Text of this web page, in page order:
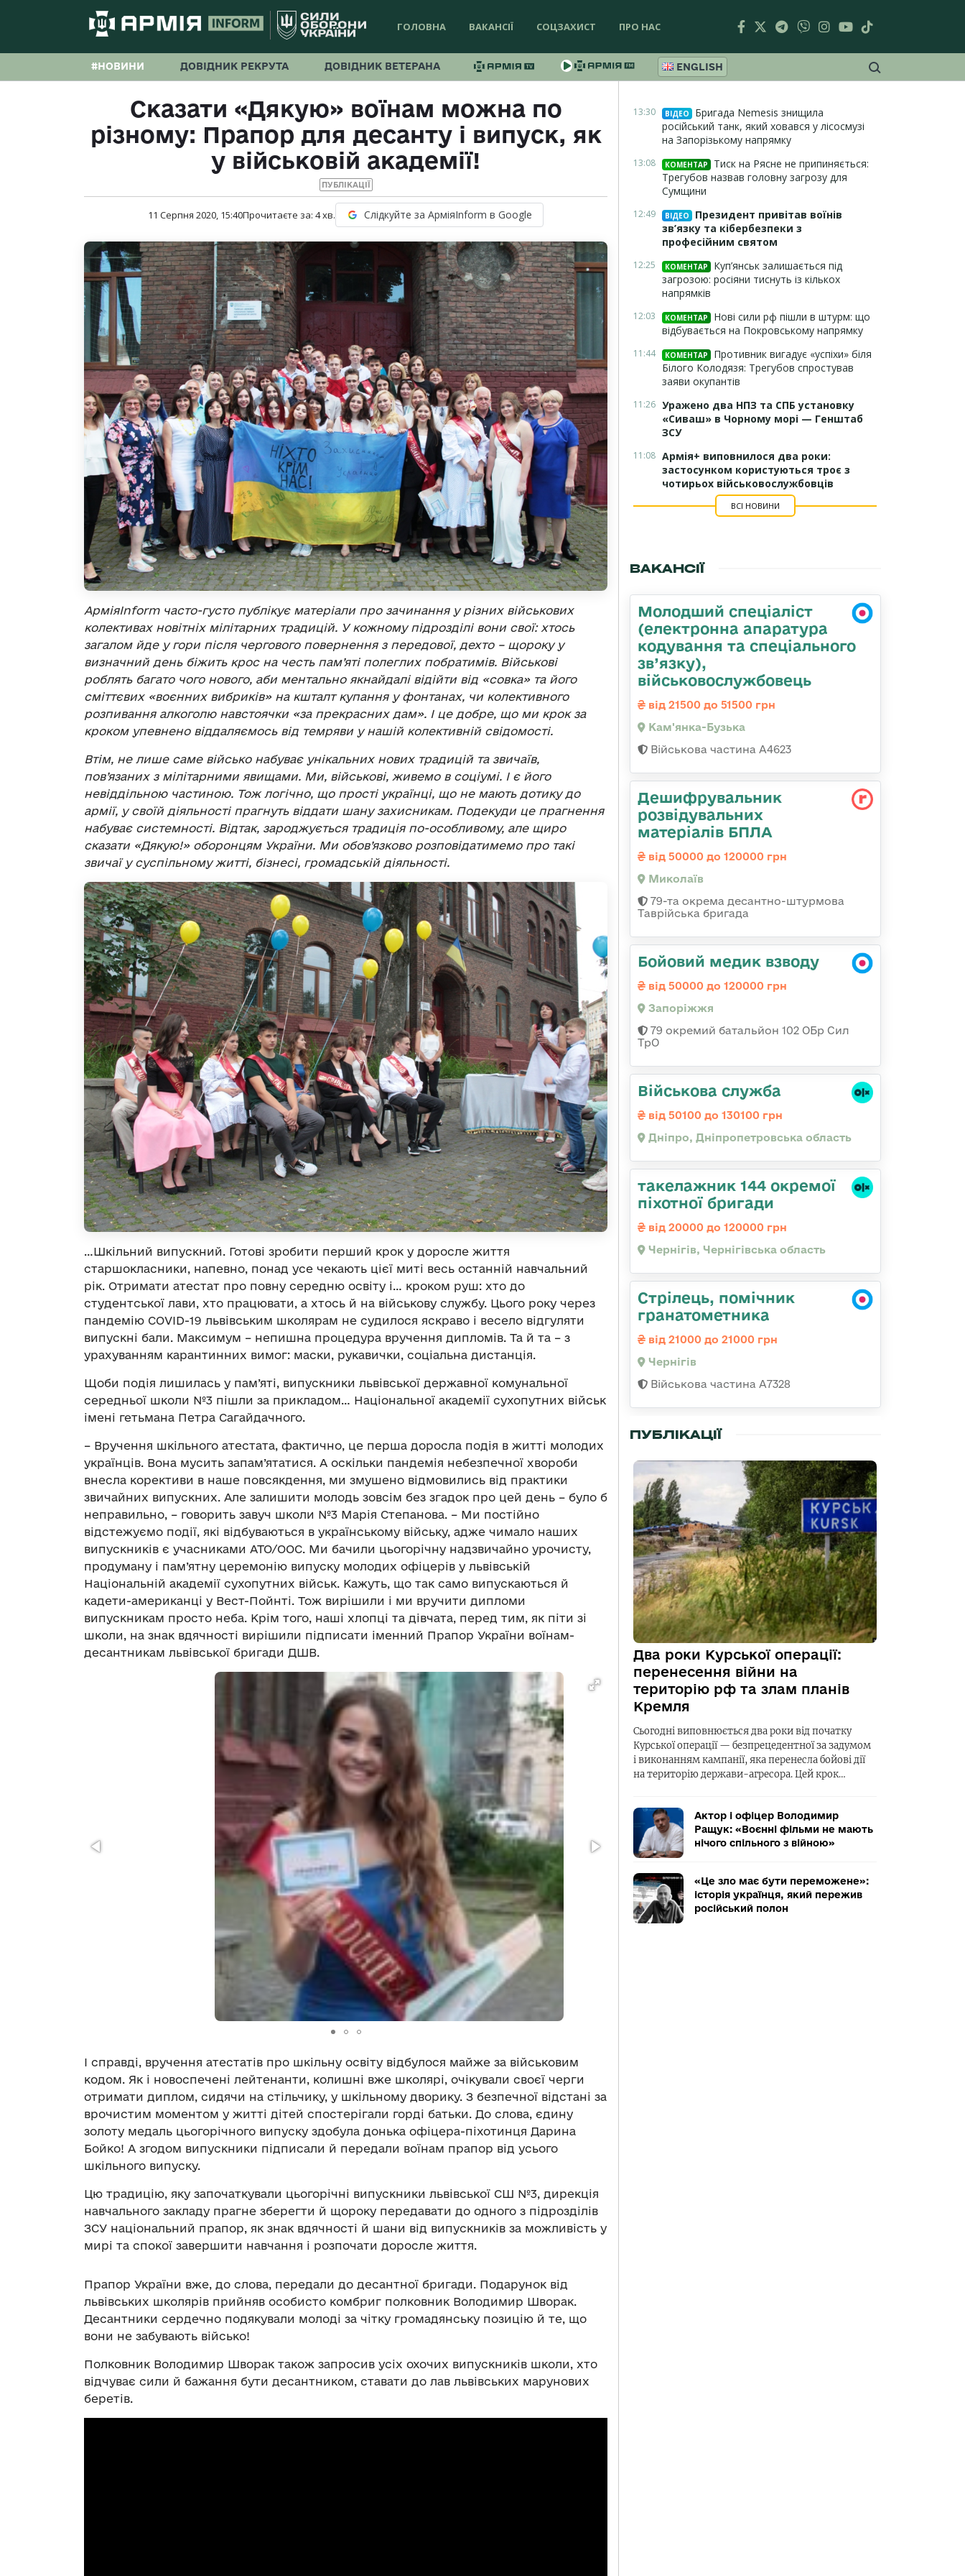
ГОЛОВНА ВАКАНСІЇ СОЦЗАХИСТ ПРО НАС
#НОВИНИ ДОВІДНИК РЕКРУТА ДОВІДНИК ВЕТЕРАНА ENGLISH
Сказати «Дякую» воїнам можна по
різному: Прапор для десанту і випуск, як
у військовій академії!
ПУБЛІКАЦІЇ
11 Серпня 2020, 15:40Прочитаєте за: 4хв. Слідкуйте за АрміяInform в Google
АрміяІnform часто-густо публікує матеріали про зачинання у різних військових
колективах новітніх мілітарних традицій. У кожному підрозділі вони свої: хтось
загалом йде у гори після чергового повернення з передової, дехто – щороку у
визначний день біжить крос на честь пам’яті полеглих побратимів. Військові
роблять багато чого нового, аби ментально якнайдалі відійти від «совка» та його
сміттєвих «воєнних вибриків» на кшталт купання у фонтанах, чи колективного
розпивання алкоголю навстоячки «за прекрасних дам». І це добре, що ми крок за
кроком упевнено віддаляємось від темряви у нашій колективній свідомості.
Втім, не лише саме військо набуває унікальних нових традицій та звичаїв,
пов’язаних з мілітарними явищами. Ми, військові, живемо в соціумі. І є його
невіддільною частиною. Тож логічно, що прості українці, що не мають дотику до
армії, у своїй діяльності прагнуть віддати шану захисникам. Подекуди це прагнення
набуває системності. Відтак, зароджується традиція по-особливому, але щиро
сказати «Дякую!» оборонцям України. Ми обов’язково розповідатимемо про такі
звичаї у суспільному житті, бізнесі, громадській діяльності.
…Шкільний випускний. Готові зробити перший крок у доросле життя
старшокласники, напевно, понад усе чекають цієї миті весь останній навчальний
рік. Отримати атестат про повну середню освіту і… кроком руш: хто до
студентської лави, хто працювати, а хтось й на військову службу. Цього року через
пандемію COVID-19 львівським школярам не судилося яскраво і весело відгуляти
випускні бали. Максимум – непишна процедура вручення дипломів. Та й та – з
урахуванням карантинних вимог: маски, рукавички, соціальна дистанція.
Щоби подія лишилась у пам’яті, випускники львівської державної комунальної
середньої школи №3 пішли за прикладом… Національної академії сухопутних військ
імені гетьмана Петра Сагайдачного.
– Вручення шкільного атестата, фактично, це перша доросла подія в житті молодих
українців. Вона мусить запам’ятатися. А оскільки пандемія небезпечної хвороби
внесла корективи в наше повсякдення, ми змушено відмовились від практики
звичайних випускних. Але залишити молодь зовсім без згадок про цей день – було б
неправильно, – говорить завуч школи №3 Марія Степанова. – Ми постійно
відстежуємо події, які відбуваються в українському війську, адже чимало наших
випускників є учасниками АТО/ООС. Ми бачили цьогорічну надзвичайно урочисту,
продуману і пам’ятну церемонію випуску молодих офіцерів у львівській
Національній академії сухопутних військ. Кажуть, що так само випускаються й
кадети-американці у Вест-Пойнті. Тож вирішили і ми вручити дипломи
випускникам просто неба. Крім того, наші хлопці та дівчата, перед тим, як піти зі
школи, на знак вдячності вирішили підписати іменний Прапор України воїнам-
десантникам львівської бригади ДШВ.
І справді, вручення атестатів про шкільну освіту відбулося майже за військовим
кодом. Як і новоспечені лейтенанти, колишні вже школярі, очікували своєї черги
отримати диплом, сидячи на стільчику, у шкільному дворику. З безпечної відстані за
врочистим моментом у житті дітей спостерігали горді батьки. До слова, єдину
золоту медаль цьогорічного випуску здобула донька офіцера-піхотинця Дарина
Бойко! А згодом випускники підписали й передали воїнам прапор від усього
шкільного випуску.
Цю традицію, яку започаткували цьогорічні випускники львівської СШ №3, дирекція
навчального закладу прагне зберегти й щороку передавати до одного з підрозділів
ЗСУ національний прапор, як знак вдячності й шани від випускників за можливість у
мирі та спокої завершити навчання і розпочати доросле життя.
Прапор України вже, до слова, передали до десантної бригади. Подарунок від
львівських школярів прийняв особисто комбриг полковник Володимир Шворак.
Десантники сердечно подякували молоді за чітку громадянську позицію й те, що
вони не забувають військо!
Полковник Володимир Шворак також запросив усіх охочих випускників школи, хто
відчуває сили й бажання бути десантником, ставати до лав львівських марунових
беретів.
13:30 ВІДЕО
Бригада Nemesis знищила
російський танк, який ховався у лісосмузі
на Запорізькому напрямку
13:08 КОМЕНТАР
Тиск на Рясне не припиняється:
Трегубов назвав головну загрозу для
Сумщини
12:49 ВІДЕО
Президент привітав воїнів
зв’язку та кібербезпеки з
професійним святом
12:25 КОМЕНТАР
Куп’янськ залишається під
загрозою: росіяни тиснуть із кількох
напрямків
12:03 КОМЕНТАР
Нові сили рф пішли в штурм: що
відбувається на Покровському напрямку
11:44 КОМЕНТАР
Противник вигадує «успіхи» біля
Білого Колодязя: Трегубов спростував
заяви окупантів
11:26 Уражено два НПЗ та СПБ установку
«Сиваш» в Чорному морі — Генштаб
ЗСУ
11:08 Армія+ виповнилося два роки:
застосунком користуються троє з
чотирьох військовослужбовців
ВСІ НОВИНИ
ВАКАНСІЇ
Молодший спеціаліст
(електронна апаратура
кодування та спеціального
зв’язку),
військовослужбовець
від 21500 до 51500 грн
Кам'янка-Бузька
Військова частина А4623
Дешифрувальник
розвідувальних
матеріалів БПЛА
від 50000 до 120000 грн
Миколаїв
79-та окрема десантно-штурмова
Таврійська бригада
Бойовий медик взводу
від 50000 до 120000 грн
Запоріжжя
79 окремий батальйон 102 ОБр Сил
ТрО
Військова служба
від 50100 до 130100 грн
Дніпро, Дніпропетровська область
такелажник 144 окремої
піхотної бригади
від 20000 до 120000 грн
Чернігів, Чернігівська область
Стрілець, помічник
гранатометника
від 21000 до 21000 грн
Чернігів
Військова частина А7328
ПУБЛІКАЦІЇ
Два роки Курської операції:
перенесення війни на
територію рф та злам планів
Кремля
Сьогодні виповнюється два роки від початку
Курської операції — безпрецедентної за задумом
і виконанням кампанії, яка перенесла бойові дії
на територію держави-агресора. Цей крок…
Актор і офіцер Володимир
Ращук: «Воєнні фільми не мають
нічого спільного з війною»
«Це зло має бути переможене»:
історія українця, який пережив
російський полон